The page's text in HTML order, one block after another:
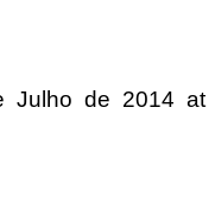
Julho de 2014 at